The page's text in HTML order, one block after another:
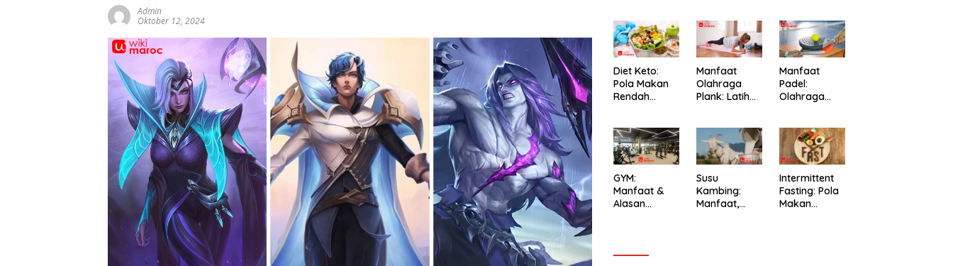
Admin
Oktober 12, 2024
Diet Keto:
Pola Makan
Rendah
Diet
Manfaat
Olahraga
Plank: Latihan
Kekuatan &
Kebugaran
Manfaat
Padel:
Olahraga
& Pikiran
Sehat
GYM:
Manfaat &
Alasan
Susu
Kambing:
Manfaat,
Intermittent
Fasting: Pola
Makan